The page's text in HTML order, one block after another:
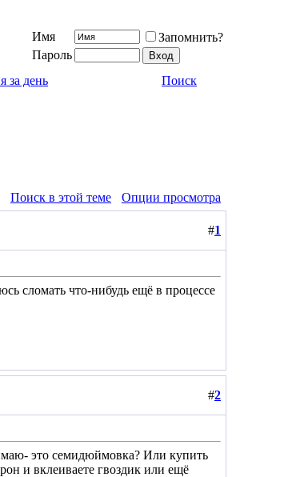
Имя
Запомнить?
Пароль
за день Поиск
Поиск в этой теме
Опции просмотра
#1
сломать что-нибудь ещё в процессе
#2
это семидюймовка? Или купить
и вклеиваете гвоздик или ещё